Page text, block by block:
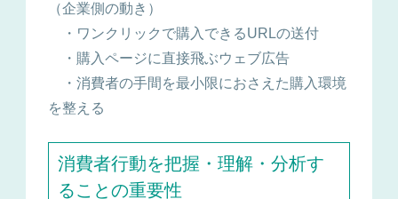
（企業側の動き）
・ワンクリックで購入できるURLの送付
・購入ページに直接飛ぶウェブ広告
・消費者の手間を最小限におさえた購入環境
を整える
消費者行動を把握・理解・分析す
ることの重要性